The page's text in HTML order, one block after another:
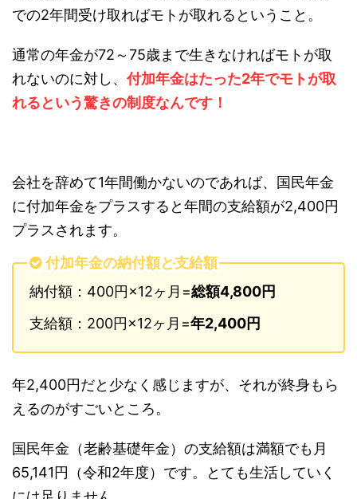
での2年間受け取ればモトが取れるということ。
通常の年金が72～75歳まで生きなければモトが取
れないのに対し、付加年金はたった2年でモトが取
れるという驚きの制度なんです！
会社を辞めて1年間働かないのであれば、国民年金
に付加年金をプラスすると年間の支給額が2,400円
プラスされます。
付加年金の納付額と支給額
納付額：400円×12ヶ月=総額4,800円
支給額：200円×12ヶ月=年2,400円
年2,400円だと少なく感じますが、それが終身もら
えるのがすごいところ。
国民年金（老齢基礎年金）の支給額は満額でも月
65,141円（令和2年度）です。とても生活していく